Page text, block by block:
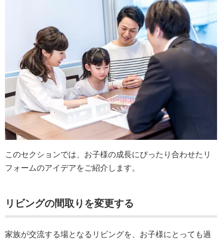
このセクションでは、お子様の成長にぴったり合わせたリ
フォームのアイデアをご紹介します。
リビングの間取りを変更する
家族が交流する場となるリビングを、お子様にとっても過